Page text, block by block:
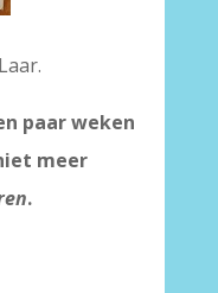
paar weken
meer
.